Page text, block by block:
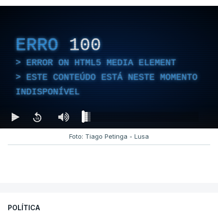
ERRO 100
ERROR ON HTML5 MEDIA ELEMENT
ESTE CONTEÚDO ESTÁ NESTE MOMENTO
INDISPONÍVEL
Foto: Tiago Petinga - Lusa
POLÍTICA